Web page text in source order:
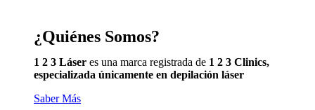
¿Quiénes Somos?
1 2 3 Láser es una marca registrada de 1 2 3 Clinics,
especializada únicamente en depilación láser
Saber Más